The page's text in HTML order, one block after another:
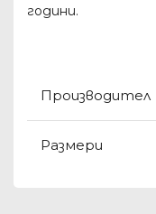
години.
Производител
Размери